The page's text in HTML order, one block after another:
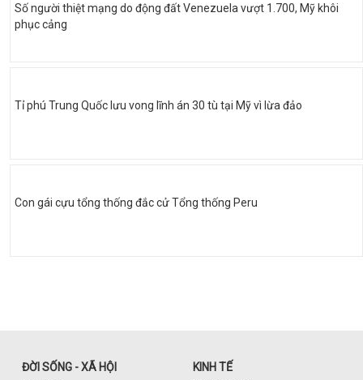
Số người thiệt mạng do động đất Venezuela vượt 1.700, Mỹ khôi
phục cảng
Tỉ phú Trung Quốc lưu vong lĩnh án 30 tù tại Mỹ vì lừa đảo
Con gái cựu tổng thống đắc cử Tổng thống Peru
ĐỜI SỐNG - XÃ HỘI KINH TẾ